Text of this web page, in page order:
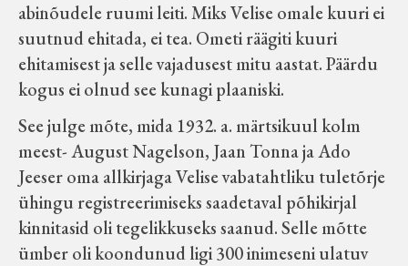
abinõudele ruumi leiti. Miks Velise omale kuuri ei
suutnud ehitada, ei tea. Ometi räägiti kuuri
ehitamisest ja selle vajadusest mitu aastat. Päärdu
kogus ei olnud see kunagi plaaniski.
See julge mõte, mida 1932. a. märtsikuul kolm
meest- August Nagelson, Jaan Tonna ja Ado
Jeeser oma allkirjaga Velise vabatahtliku tuletõrje
ühingu registreerimiseks saadetaval põhikirjal
kinnitasid oli tegelikkuseks saanud. Selle mõtte
ümber oli koondunud ligi 300 inimeseni ulatuv